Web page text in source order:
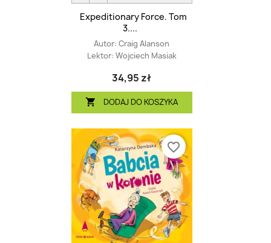
Expeditionary Force. Tom
3....
Autor: Craig Alanson
Lektor: Wojciech Masiak
34,95 zł
 DODAJ DO KOSZYKA
favorite_border